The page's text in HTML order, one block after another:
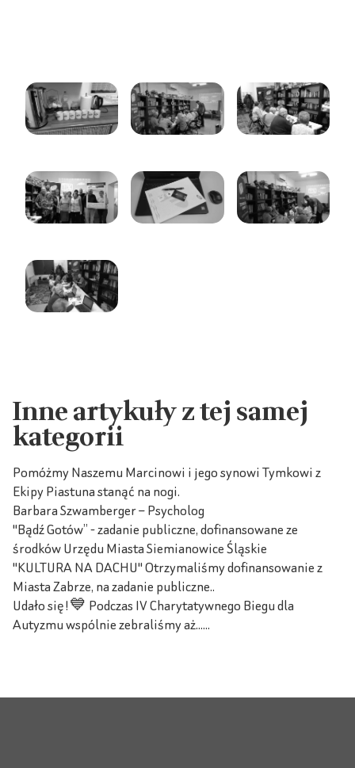
Inne artykuły z tej samej
kategorii
Pomóżmy Naszemu Marcinowi i jego synowi Tymkowi z
Ekipy Piastuna stanąć na nogi.
Barbara Szwamberger – Psycholog
"Bądź Gotów” - zadanie publiczne, dofinansowane ze
środków Urzędu Miasta Siemianowice Śląskie
"KULTURA NA DACHU" Otrzymaliśmy dofinansowanie z
Miasta Zabrze, na zadanie publiczne..
Udało się!💙 Podczas IV Charytatywnego Biegu dla
Autyzmu wspólnie zebraliśmy aż......